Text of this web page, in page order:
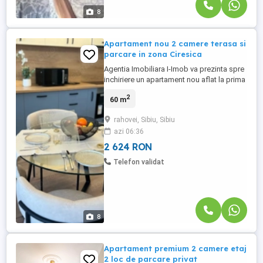
8
8
Apartament nou 2 camere terasa si
parcare in zona Ciresica
Agentia Imobiliara I-Imob va prezinta spre
inchiriere un apartament nou aflat la prima
camere terasa de 10 mp si o parcare
Sibiu Beneficiaza de o suprafata totala de
72 mp din care 60 mp utili, foarte eficient
compartimentati: -living ...
60 m2
rahovei, Sibiu, Sibiu
azi 06:36
2 624 RON
Telefon validat
Apartament premium 2 camere etaj
2 loc de parcare privat